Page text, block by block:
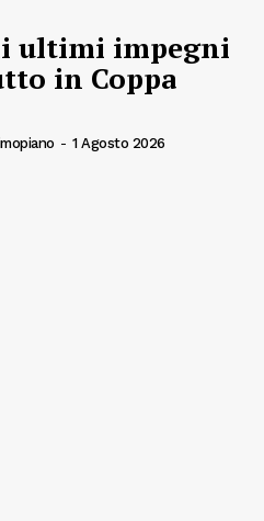
ultimi impegni
in Coppa
- 1 Agosto 2026